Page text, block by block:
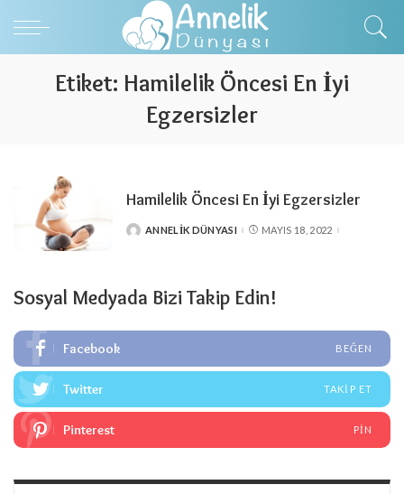
Etiket: Hamilelik Öncesi En İyi
Egzersizler
Hamilelik Öncesi En İyi Egzersizler
POSTED
ANNELIK DÜNYASI MAYIS 18, 2022
Sosyal Medyada Bizi Takip Edin!
Facebook BEĞEN
Twitter TAKIP ET
Pinterest PIN